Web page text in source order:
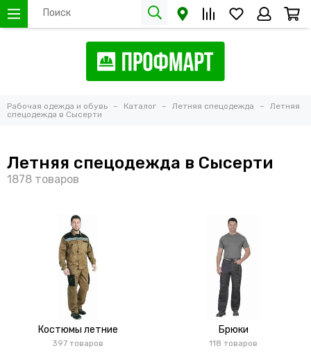
Рабочая одежда и обувь Каталог Летняя спецодежда
Летняя
спецодежда в Сысерти
Летняя спецодежда в Сысерти
Костюмы летние
397 товаров
Брюки
118 товаров